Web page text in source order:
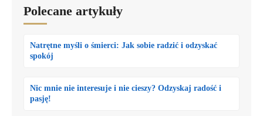
Polecane artykuły
Natrętne myśli o śmierci: Jak sobie radzić i odzyskać
spokój
Nic mnie nie interesuje i nie cieszy? Odzyskaj radość i
pasję!